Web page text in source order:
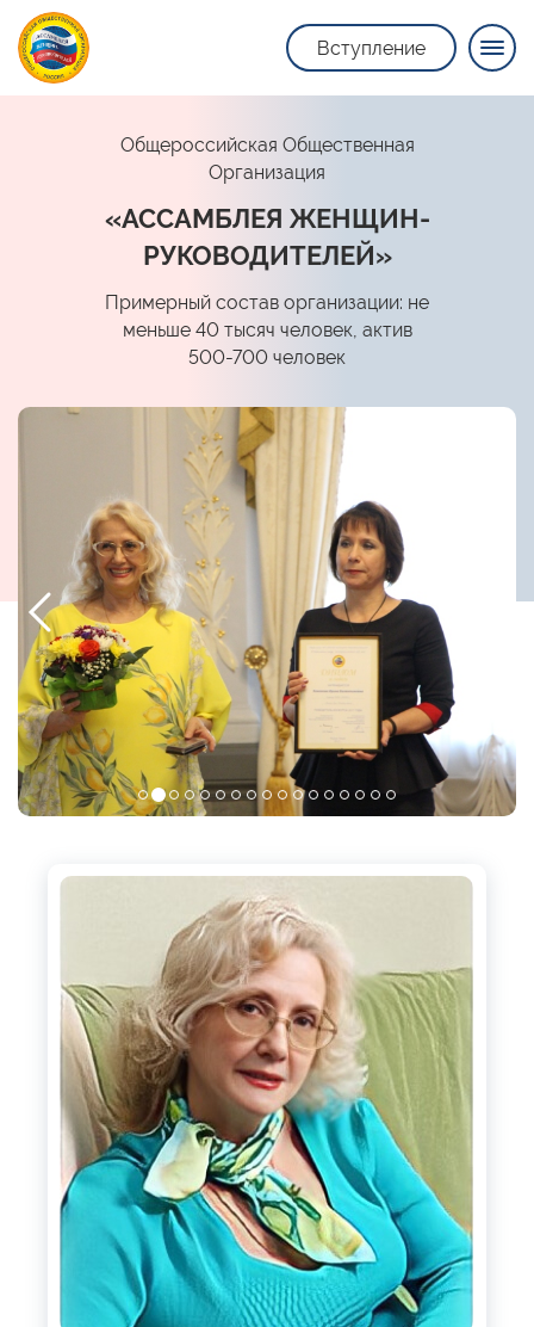
Вступление
Общероссийская Общественная
Организация
«АССАМБЛЕЯ ЖЕНЩИН-
РУКОВОДИТЕЛЕЙ»
Примерный состав организации: не
меньше 40 тысяч человек, актив
500-700 человек